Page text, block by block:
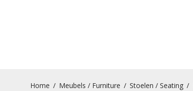
Home / Meubels / Furniture / Stoelen / Seating /